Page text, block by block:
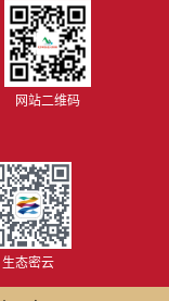
网站二维码
生态密云